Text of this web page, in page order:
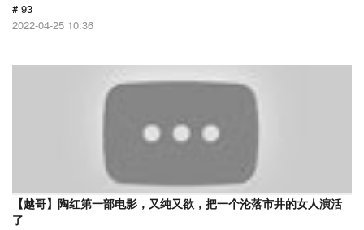
# 93
2022-04-25 10:36
【越哥】陶红第一部电影，又纯又欲，把一个沦落市井的女人演活
了